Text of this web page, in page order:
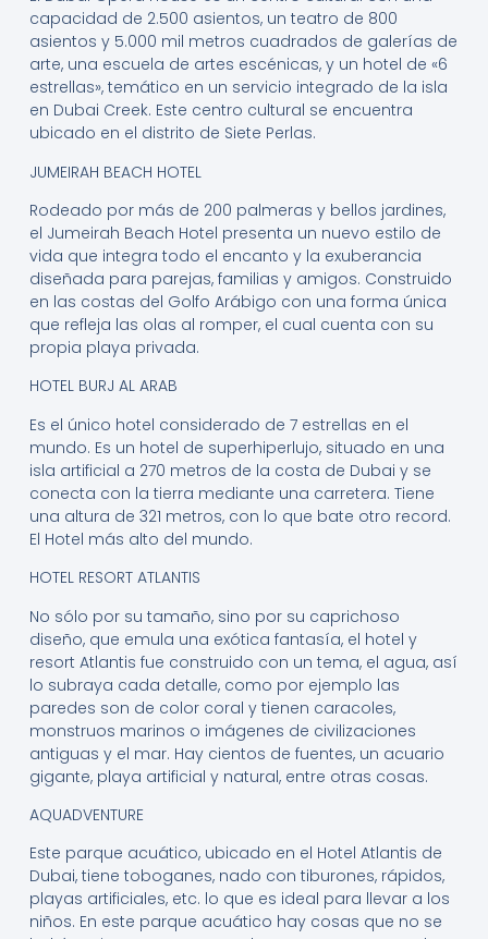
capacidad de 2.500 asientos, un teatro de 800
asientos y 5.000 mil metros cuadrados de galerías de
arte, una escuela de artes escénicas, y un hotel de «6
estrellas», temático en un servicio integrado de la isla
en Dubai Creek. Este centro cultural se encuentra
ubicado en el distrito de Siete Perlas.
JUMEIRAH BEACH HOTEL
Rodeado por más de 200 palmeras y bellos jardines,
el Jumeirah Beach Hotel presenta un nuevo estilo de
vida que integra todo el encanto y la exuberancia
diseñada para parejas, familias y amigos. Construido
en las costas del Golfo Arábigo con una forma única
que refleja las olas al romper, el cual cuenta con su
propia playa privada.
HOTEL BURJ AL ARAB
Es el único hotel considerado de 7 estrellas en el
mundo. Es un hotel de superhiperlujo, situado en una
isla artificial a 270 metros de la costa de Dubai y se
conecta con la tierra mediante una carretera. Tiene
una altura de 321 metros, con lo que bate otro record.
El Hotel más alto del mundo.
HOTEL RESORT ATLANTIS
No sólo por su tamaño, sino por su caprichoso
diseño, que emula una exótica fantasía, el hotel y
resort Atlantis fue construido con un tema, el agua, así
lo subraya cada detalle, como por ejemplo las
paredes son de color coral y tienen caracoles,
monstruos marinos o imágenes de civilizaciones
antiguas y el mar. Hay cientos de fuentes, un acuario
gigante, playa artificial y natural, entre otras cosas.
AQUADVENTURE
Este parque acuático, ubicado en el Hotel Atlantis de
Dubai, tiene toboganes, nado con tiburones, rápidos,
playas artificiales, etc. lo que es ideal para llevar a los
niños. En este parque acuático hay cosas que no se